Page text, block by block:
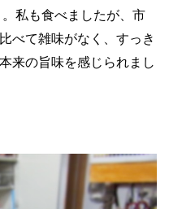
私も食べましたが、市
べて雑味がなく、すっき
来の旨味を感じられまし